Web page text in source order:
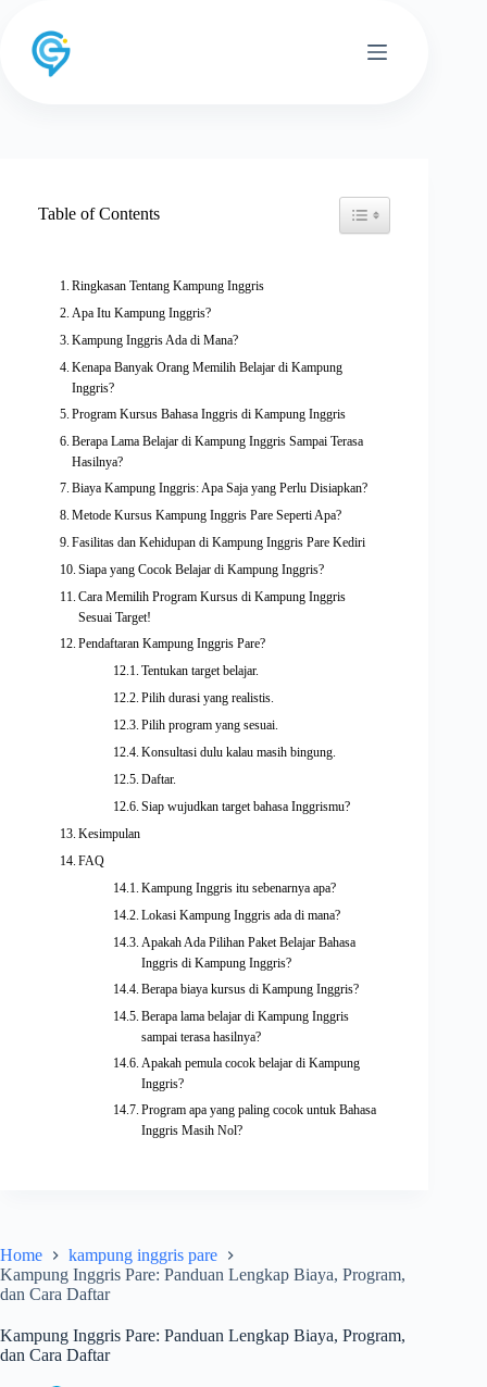
content
Home
kampung inggris pare
Kampung Inggris Pare: Panduan Lengkap Biaya, Program,
dan Cara Daftar
Kampung Inggris Pare: Panduan Lengkap Biaya, Program,
dan Cara Daftar
Table of Contents Toggle Table of Content
Ringkasan Tentang Kampung Inggris
Apa Itu Kampung Inggris?
Kampung Inggris Ada di Mana?
Kenapa Banyak Orang Memilih Belajar di Kampung
Inggris?
Program Kursus Bahasa Inggris di Kampung Inggris
Berapa Lama Belajar di Kampung Inggris Sampai Terasa
Hasilnya?
Biaya Kampung Inggris: Apa Saja yang Perlu Disiapkan?
Metode Kursus Kampung Inggris Pare Seperti Apa?
Fasilitas dan Kehidupan di Kampung Inggris Pare Kediri
Siapa yang Cocok Belajar di Kampung Inggris?
Cara Memilih Program Kursus di Kampung Inggris
Sesuai Target!
Pendaftaran Kampung Inggris Pare?
Tentukan target belajar.
Pilih durasi yang realistis.
Pilih program yang sesuai.
Konsultasi dulu kalau masih bingung.
Daftar.
Siap wujudkan target bahasa Inggrismu?
Kesimpulan
FAQ
Kampung Inggris itu sebenarnya apa?
Lokasi Kampung Inggris ada di mana?
Apakah Ada Pilihan Paket Belajar Bahasa
Inggris di Kampung Inggris?
Berapa biaya kursus di Kampung Inggris?
Berapa lama belajar di Kampung Inggris
sampai terasa hasilnya?
Apakah pemula cocok belajar di Kampung
Inggris?
Program apa yang paling cocok untuk Bahasa
Inggris Masih Nol?